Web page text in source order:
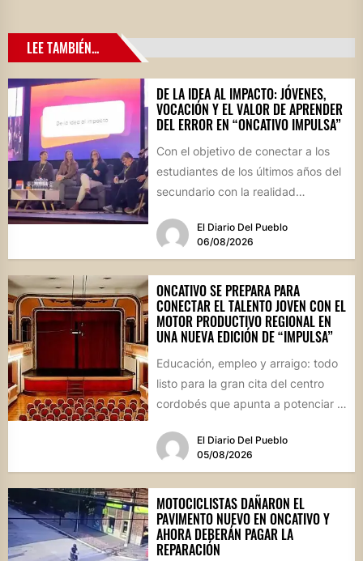
LEE TAMBIÉN...
DE LA IDEA AL IMPACTO: JÓVENES,
VOCACIÓN Y EL VALOR DE APRENDER
DEL ERROR EN “ONCATIVO IMPULSA”
Con el objetivo de conectar a los
estudiantes de los últimos años del
secundario con la realidad
El Diario Del Pueblo
06/08/2026
ONCATIVO SE PREPARA PARA
CONECTAR EL TALENTO JOVEN CON EL
MOTOR PRODUCTIVO REGIONAL EN
UNA NUEVA EDICIÓN DE “IMPULSA”
Educación, empleo y arraigo: todo
listo para la gran cita del centro
cordobés que apunta a potenciar el
El Diario Del Pueblo
05/08/2026
MOTOCICLISTAS DAÑARON EL
PAVIMENTO NUEVO EN ONCATIVO Y
AHORA DEBERÁN PAGAR LA
REPARACIÓN